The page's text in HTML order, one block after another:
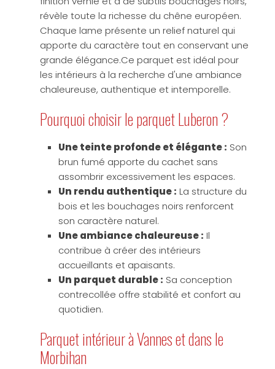
révèle toute la richesse du chêne européen.
Chaque lame présente un relief naturel qui
apporte du caractère tout en conservant une
grande élégance.Ce parquet est idéal pour
les intérieurs à la recherche d'une ambiance
chaleureuse, authentique et intemporelle.
Pourquoi choisir le parquet Luberon ?
Une teinte profonde et élégante : Son
brun fumé apporte du cachet sans
assombrir excessivement les espaces.
Un rendu authentique : La structure du
bois et les bouchages noirs renforcent
son caractère naturel.
Une ambiance chaleureuse : Il
contribue à créer des intérieurs
accueillants et apaisants.
Un parquet durable : Sa conception
contrecollée offre stabilité et confort au
quotidien.
Parquet intérieur à Vannes et dans le
Morbihan